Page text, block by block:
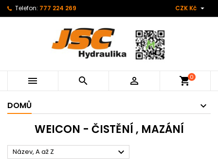
Telefon: 777 224 269 CZK Kč 
   shopping_cart0
DOMŮ
WEICON - ČISTĚNÍ , MAZÁNÍ
Název, A až Z 